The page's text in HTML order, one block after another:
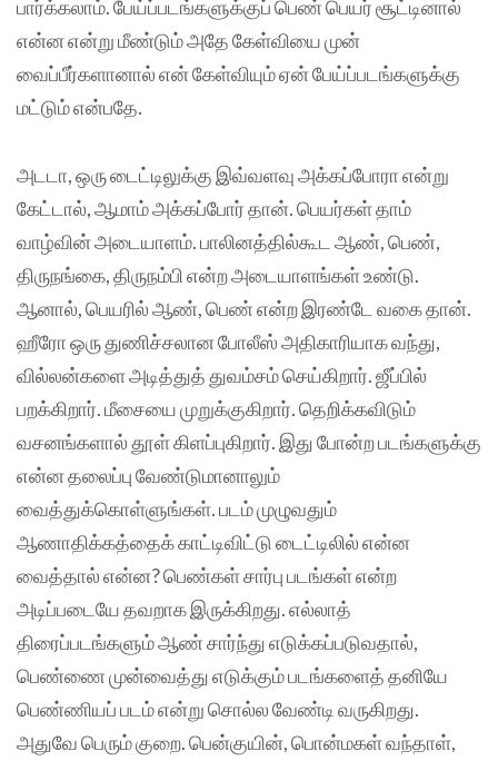
பார்க்கலாம். பேய்ப்படங்களுக்குப் பெண் பெயர் சூட்டினால்
என்ன என்று மீண்டும் அதே கேள்வியை முன்
வைப்பீர்களானால் என் கேள்வியும் ஏன் பேய்ப்படங்களுக்கு
மட்டும் என்பதே.
அடடா, ஒரு டைட்டிலுக்கு இவ்வளவு அக்கப்போரா என்று
கேட்டால், ஆமாம் அக்கப்போர் தான். பெயர்கள் தாம்
வாழ்வின் அடையாளம். பாலினத்தில்கூட ஆண், பெண்,
திருநங்கை, திருநம்பி என்ற அடையாளங்கள் உண்டு.
ஆனால், பெயரில் ஆண், பெண் என்ற இரண்டே வகை தான்.
ஹீரோ ஒரு துணிச்சலான போலீஸ் அதிகாரியாக வந்து,
வில்லன்களை அடித்துத் துவம்சம் செய்கிறார். ஜீப்பில்
பறக்கிறார். மீசையை முறுக்குகிறார். தெறிக்கவிடும்
வசனங்களால் தூள் கிளப்புகிறார். இது போன்ற படங்களுக்கு
என்ன தலைப்பு வேண்டுமானாலும்
வைத்துக்கொள்ளுங்கள். படம் முழுவதும்
ஆணாதிக்கத்தைக் காட்டிவிட்டு டைட்டிலில் என்ன
வைத்தால் என்ன? பெண்கள் சார்பு படங்கள் என்ற
அடிப்படையே தவறாக இருக்கிறது. எல்லாத்
திரைப்படங்களும் ஆண் சார்ந்து எடுக்கப்படுவதால்,
பெண்ணை முன்வைத்து எடுக்கும் படங்களைத் தனியே
பெண்ணியப் படம் என்று சொல்ல வேண்டி வருகிறது.
அதுவே பெரும் குறை. பென்குயின், பொன்மகள் வந்தாள்,